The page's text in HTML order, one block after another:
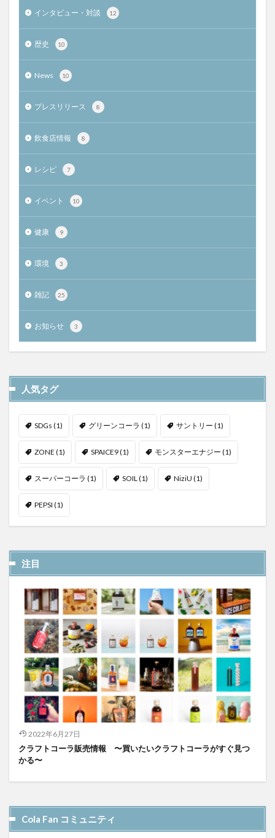
インタビュー・対談 12
歴史 10
News 10
プレスリリース 8
飲食店情報 8
レシピ 7
イベント 10
健康 9
環境 3
雑記 25
お知らせ 3
人気タグ
SDGs (1) グリーンコーラ (1) サントリー (1)
ZONE (1) SPAICE9(1) モンスターエナジー (1)
スーパーコーラ (1) SOIL (1) NiziU (1)
PEPSI (1)
注目
2022年6月27日
クラフトコーラ販売情報 〜買いたいクラフトコーラがすぐ見つ
かる〜
Cola Fan コミュニティ